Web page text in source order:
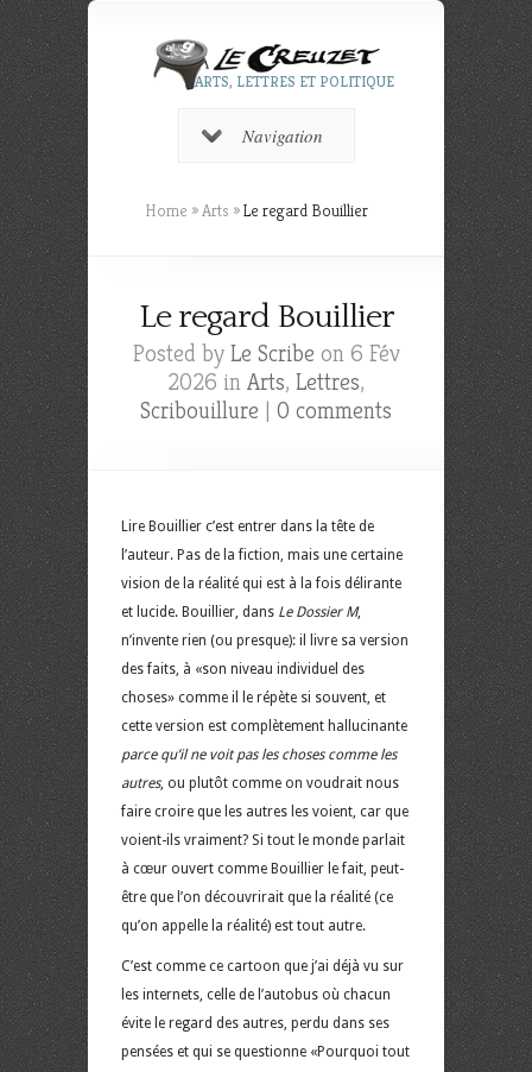
ARTS, LETTRES ET POLITIQUE
Navigation
Home »Arts »Le regard Bouillier
Le regard Bouillier
Posted by Le Scribe on 6 Fév
2026 in Arts, Lettres,
Scribouillure | 0 comments
Lire Bouillier c’est entrer dans la tête de
l’auteur. Pas de la fiction, mais une certaine
vision de la réalité qui est à la fois délirante
et lucide. Bouillier, dans Le Dossier M,
n’invente rien (ou presque): il livre sa version
des faits, à «son niveau individuel des
choses» comme il le répète si souvent, et
cette version est complètement hallucinante
parce qu’il ne voit pas les choses comme les
autres, ou plutôt comme on voudrait nous
faire croire que les autres les voient, car que
voient-ils vraiment? Si tout le monde parlait
à cœur ouvert comme Bouillier le fait, peut-
être que l’on découvrirait que la réalité (ce
qu’on appelle la réalité) est tout autre.
C’est comme ce cartoon que j’ai déjà vu sur
les internets, celle de l’autobus où chacun
évite le regard des autres, perdu dans ses
pensées et qui se questionne «Pourquoi tout